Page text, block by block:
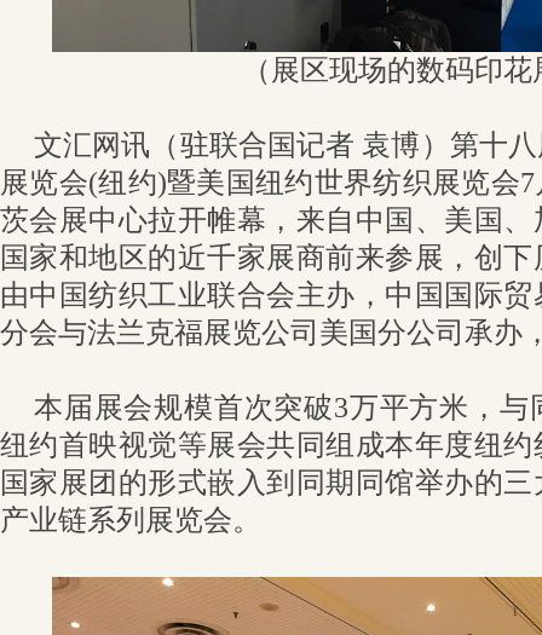
（展区现场的数码印
文汇网讯（驻联合国记者 袁博）第十
展览会(纽约)暨美国纽约世界纺织展览会
茨会展中心拉开帷幕，来自中国、美国
国家和地区的近千家展商前来参展，创
由中国纺织工业联合会主办，中国国际
分会与法兰克福展览公司美国分公司承办
本届展会规模首次突破3万平方米，与
纽约首映视觉等展会共同组成本年度纽
国家展团的形式嵌入到同期同馆举办的
产业链系列展览会。